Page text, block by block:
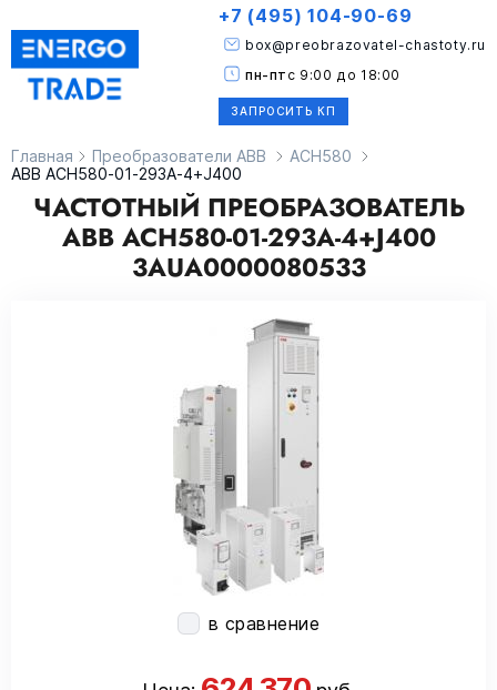
ЗАПРОСИТЬ КП
box@preobrazovatel-chastoty.ru
+7 (495) 104-90-69
пн-пт с 9:00 до 18:00
Главная Преобразователи ABB
ACH580
ABB ACH580-01-293A-4+J400
ЧАСТОТНЫЙ ПРЕОБРАЗОВАТЕЛЬ
ABB ACH580-01-293A-4+J400
3AUA0000080533
в сравнение